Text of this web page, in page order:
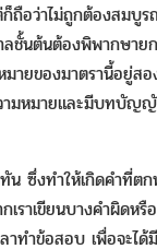
ถือว่าไม่ถูกต้องสมบูร
าลชั้นต้นต้องพิพากษา
ของมาตรานี้อยู่สอง
วามหมายและมีบทบั
ทัน ซึ่งทำให้เกิดคำที่
ราเขียนบางคำผิดหรื
ทำข้อสอบ เพื่อจะไ